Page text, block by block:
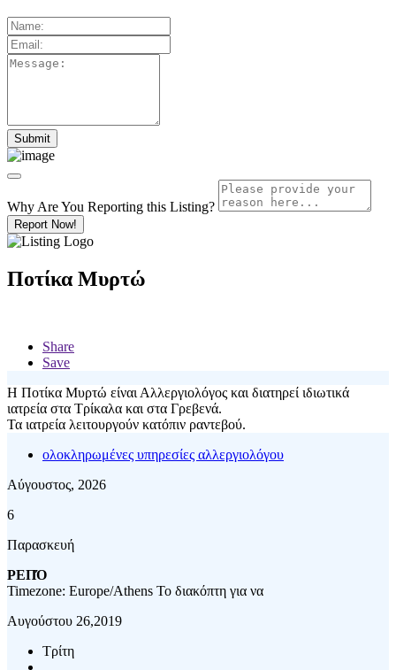
Why Are You Reporting this Listing?
Report Now!
Ποτίκα Μυρτώ
Share
Save
Η Ποτίκα Μυρτώ είναι Αλλεργιολόγος και διατηρεί ιδιωτικά
ιατρεία στα Τρίκαλα και στα Γρεβενά.
Τα ιατρεία λειτουργούν κατόπιν ραντεβού.
ολοκληρωμένες υπηρεσίες αλλεργιολόγου
Αύγουστος, 2026
6
Παρασκευή
ΡΕΠΌ
Timezone: Europe/Athens Το διακόπτη για να
Αυγούστου 26,2019
Τρίτη